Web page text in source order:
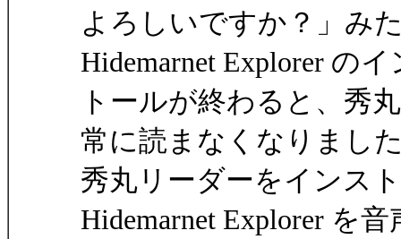
よろしいですか？」み
Hidemarnet Explorer の
トールが終わると、秀
常に読まなくなりまし
秀丸リーダーをインス
Hidemarnet Explorer を